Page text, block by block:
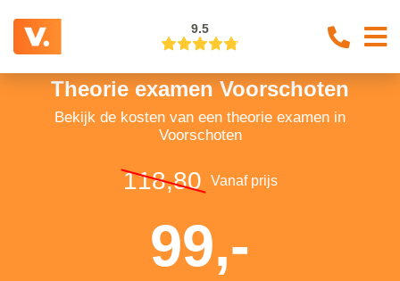
9.5
Theorie examen Voorschoten
Bekijk de kosten van een theorie examen in
Voorschoten
118,80 Vanaf prijs
99,-